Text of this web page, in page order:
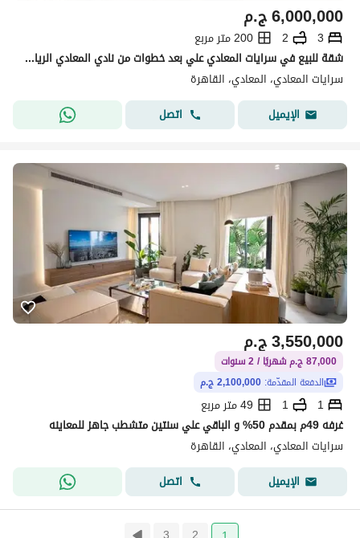
ج.م6,000,000
3
2
200 متر مربع
شقة للبيع في سرايات المعادي علي بعد خطوات من نادي المعادي الرياضي مساحتها 197 متر واجهه بحري اطلاله مفتوحه .
سرايات المعادي، المعادي، القاهرة
الإيميل
اتصل
ج.م3,550,000
87,000 ج.م شهريًا / 2 سنوات
الدفعة المقدّمة: 2,100,000 ج.م
1
1
49 متر مربع
غرفه 49م بمقدم 50% و الباقي علي سنتين متشطب جاهز للمعاينه
سرايات المعادي، المعادي، القاهرة
الإيميل
اتصل